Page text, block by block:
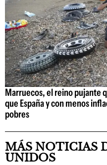
Marruecos, el reino pujante
que España y con menos
pobres
MÁS NOTICIAS
UNIDOS